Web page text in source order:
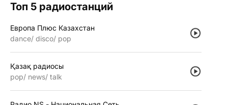
Топ 5 радиостанций
Европа Плюс Казахстан
dance disco pop
Қазақ радиосы
pop
news talk